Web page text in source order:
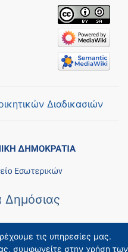
τις υπηρεσίες μας.
συμφωνείτε στην χρήση των
Διαδικασιών
Δημόσιας